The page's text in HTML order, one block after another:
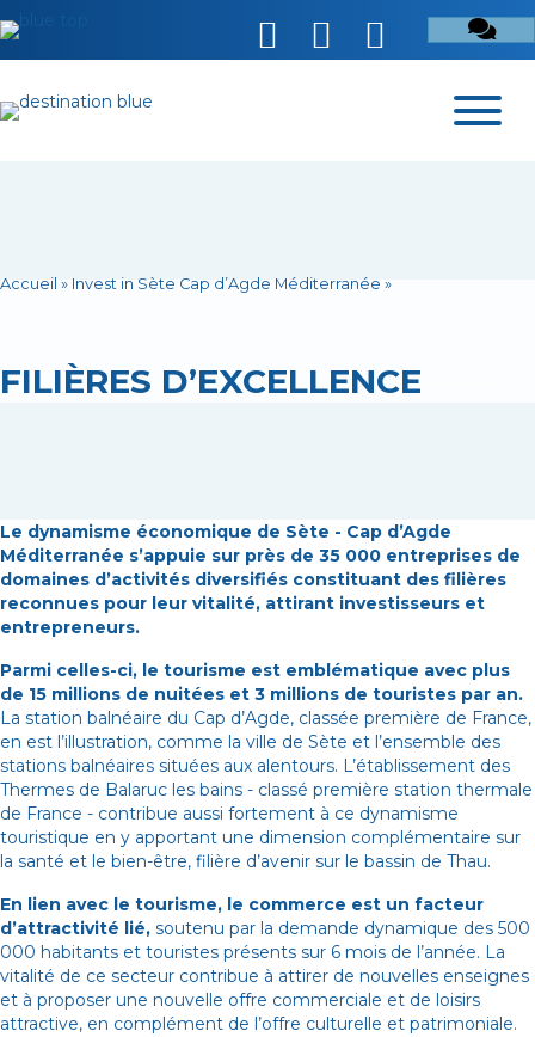
Accueil » Invest in Sète Cap d’Agde Méditerranée »
FILIÈRES D’EXCELLENCE
Le dynamisme économique de Sète - Cap d’Agde
Méditerranée s’appuie sur près de 35 000 entreprises de
domaines d’activités diversifiés constituant des filières
reconnues pour leur vitalité, attirant investisseurs et
entrepreneurs.
Parmi celles-ci, le tourisme est emblématique avec plus
de 15 millions de nuitées et 3 millions de touristes par an.
La station balnéaire du Cap d’Agde, classée première de France,
en est l’illustration, comme la ville de Sète et l’ensemble des
stations balnéaires situées aux alentours. L’établissement des
Thermes de Balaruc les bains - classé première station thermale
de France - contribue aussi fortement à ce dynamisme
touristique en y apportant une dimension complémentaire sur
la santé et le bien-être, filière d’avenir sur le bassin de Thau.
En lien avec le tourisme, le commerce est un facteur
d’attractivité lié, soutenu par la demande dynamique des 500
000 habitants et touristes présents sur 6 mois de l’année. La
vitalité de ce secteur contribue à attirer de nouvelles enseignes
et à proposer une nouvelle offre commerciale et de loisirs
attractive, en complément de l’offre culturelle et patrimoniale.